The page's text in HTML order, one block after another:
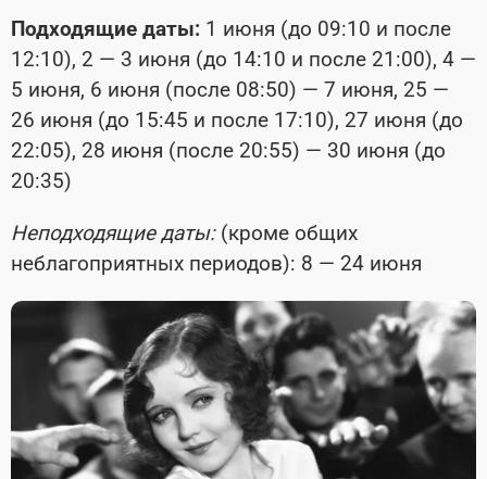
Подходящие даты: 1 июня (до 09:10 и после
12:10), 2 — 3 июня (до 14:10 и после 21:00), 4 —
5 июня, 6 июня (после 08:50) — 7 июня, 25 —
26 июня (до 15:45 и после 17:10), 27 июня (до
22:05), 28 июня (после 20:55) — 30 июня (до
20:35)
Неподходящие даты: (кроме общих
неблагоприятных периодов): 8 — 24 июня